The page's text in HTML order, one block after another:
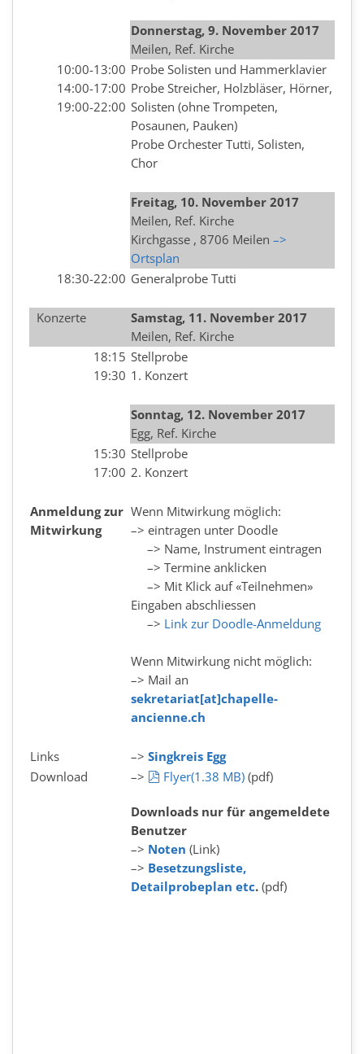
Donnerstag, 9. November 2017
Meilen, Ref. Kirche
10:00-13:00
14:00-17:00
19:00-22:00
Probe Solisten und Hammerklavier
Probe Streicher, Holzbläser, Hörner,
Solisten (ohne Trompeten,
Posaunen, Pauken)
Probe Orchester Tutti, Solisten,
Chor
Freitag, 10. November 2017
Meilen, Ref. Kirche
Kirchgasse , 8706 Meilen –>
Ortsplan
18:30-22:00 Generalprobe Tutti
Konzerte Samstag, 11. November 2017
Meilen, Ref. Kirche
18:15
19:30
Stellprobe
1. Konzert
Sonntag, 12. November 2017
Egg, Ref. Kirche
15:30
17:00
Stellprobe
2. Konzert
Anmeldung zur
Mitwirkung
Wenn Mitwirkung möglich:
–> eintragen unter Doodle
–> Name, Instrument eintragen
–> Termine anklicken
–> Mit Klick auf «Teilnehmen»
Eingaben abschliessen
–> Link zur Doodle-Anmeldung
Wenn Mitwirkung nicht möglich:
–> Mail an
sekretariat[at]chapelle-
ancienne.ch
Links –> Singkreis Egg
Download
–> pdf
Flyer(1.38 MB) (pdf)
Downloads nur für angemeldete
Benutzer
–> Noten (Link)
–> Besetzungsliste,
Detailprobeplan etc. (pdf)